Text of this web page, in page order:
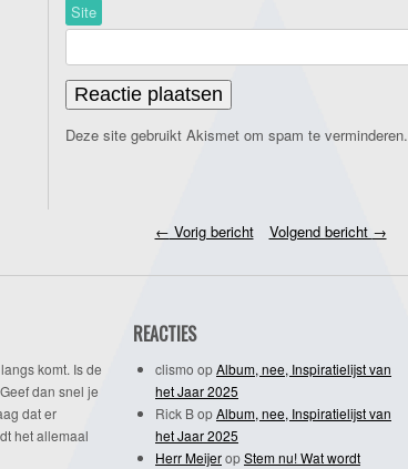
Site
Deze site gebruikt Akismet om spam te verminderen.
← Vorig bericht Volgend bericht →
komt. Is de
dan snel je
dat er
het allemaal
REACTIES
clismo opAlbum, nee, Inspiratielijst van
het Jaar 2025
Rick BopAlbum, nee, Inspiratielijst van
het Jaar 2025
Herr MeijeropStem nu! Wat wordt